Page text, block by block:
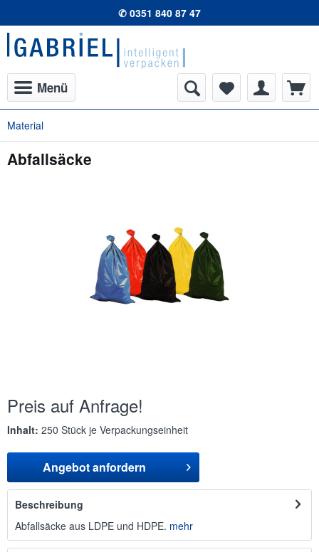
✆ 0351 840 87 47
Menü
Material
Abfallsäcke
Preis auf Anfrage!
Inhalt: 250 Stück je Verpackungseinheit
Angebot anfordern
Beschreibung
Abfallsäcke aus LDPE und HDPE. mehr